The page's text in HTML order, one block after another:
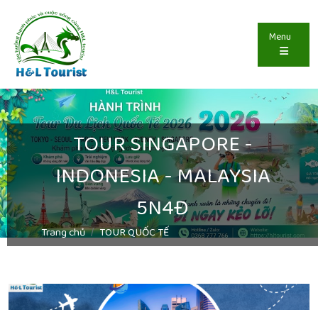
Menu
TOUR SINGAPORE -
INDONESIA - MALAYSIA
5N4Đ
Trang chủ TOUR QUỐC TẾ